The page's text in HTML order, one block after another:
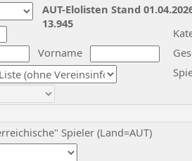
Vorname
Spieler (Land=AUT)
AUT-Elolisten Stand
13.945